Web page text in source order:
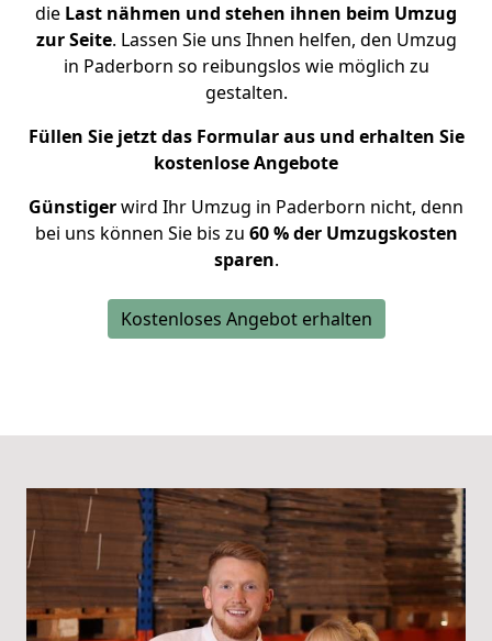
die Last nähmen und stehen ihnen beim Umzug
zur Seite. Lassen Sie uns Ihnen helfen, den Umzug
in Paderborn so reibungslos wie möglich zu
gestalten.
Füllen Sie jetzt das Formular aus und erhalten Sie
kostenlose Angebote
Günstigerwird Ihr Umzug in Paderborn nicht, denn
bei uns können Sie bis zu 60 % der Umzugskosten
sparen.
Kostenloses Angebot erhalten